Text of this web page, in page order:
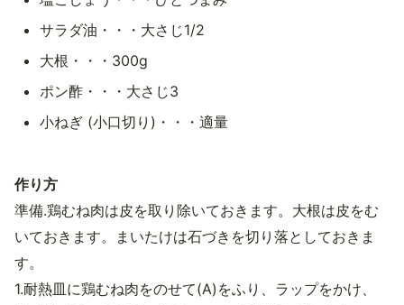
サラダ油・・・大さじ1/2
大根・・・300g
ポン酢・・・大さじ3
小ねぎ (小口切り)・・・適量
作り方
準備.鶏むね肉は皮を取り除いておきます。大根は皮をむ
いておきます。まいたけは石づきを切り落としておきま
す。
1.耐熱皿に鶏むね肉をのせて(A)をふり、ラップをかけ、